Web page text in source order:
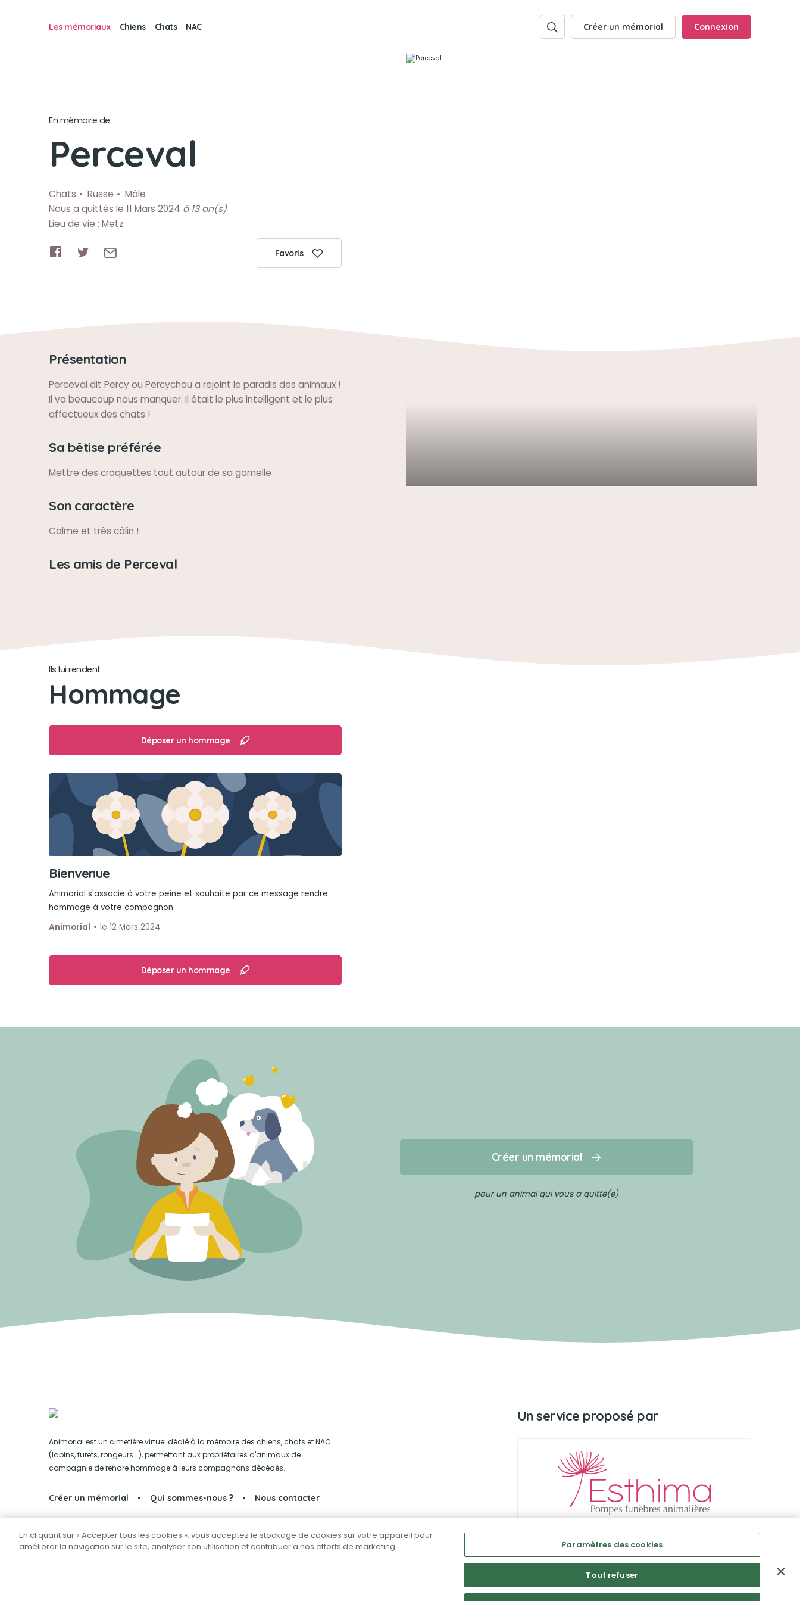
Les mémoriaux Chiens Chats NAC Créer un mémorial Connexion
En mémoire de
Perceval
Chats Russe
Mâle
Nous a quittés le 11 Mars 2024 à 13 an(s)
Lieu de vie : Metz
Favoris
Présentation
Perceval dit Percy ou Percychou a rejoint le paradis des animaux !
Il va beaucoup nous manquer. Il était le plus intelligent et le plus
affectueux des chats !
Sa bêtise préférée
Mettre des croquettes tout autour de sa gamelle
Son caractère
Calme et très câlin !
Les amis de Perceval
Ils lui rendent
Hommage
Déposer un hommage
Bienvenue
Animorial s'associe à votre peine et souhaite par ce message rendre
hommage à votre compagnon.
Animorial
le 12 Mars 2024
Déposer un hommage
Créer un mémorial
pour un animal qui vous a quitté(e)
Animorial est un cimetière virtuel dédié à la mémoire des chiens, chats et NAC
(lapins, furets, rongeurs...), permettant aux propriétaires d'animaux de
compagnie de rendre hommage à leurs compagnons décédés.
Créer un mémorial Qui sommes-nous ? Nous contacter
Partager sur Facebook
Un service proposé par
En cliquant sur « Accepter tous les cookies », vous acceptez le stockage de cookies sur votre appareil pour
améliorer la navigation sur le site, analyser son utilisation et contribuer à nos efforts de marketing.
Paramètres des cookies
Tout refuser